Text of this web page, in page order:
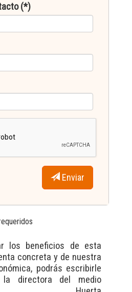
(*)
Enviar
los beneficios de esta
concreta y de nuestra
podrás escribirle
la directora del medio